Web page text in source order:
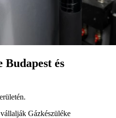
Budapest és
Gázkészüléke